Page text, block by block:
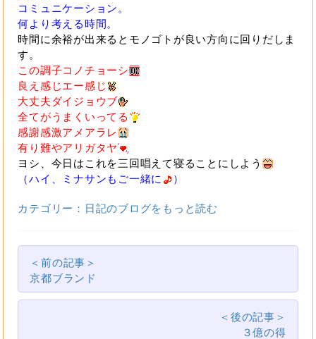
コミュニケーション。
何より考える時間。
時間に余裕が出来るとモノゴトが良い方向に回りだしま
す。
この調子コノチョーシ
良え感じエー感じ
大丈夫ダイジョウブ
全てがうまくいってる
感謝感激アメアラレ
有り難やアリガタヤ
ヨシ、今日はこれを三回唱えて寝ることにしよう
（ハイ、ミナサンもご一緒に
）
カテゴリー：日記のブログをもっと読む
＜前の記事＞
京都ブランド
＜後の記事＞
３億の得